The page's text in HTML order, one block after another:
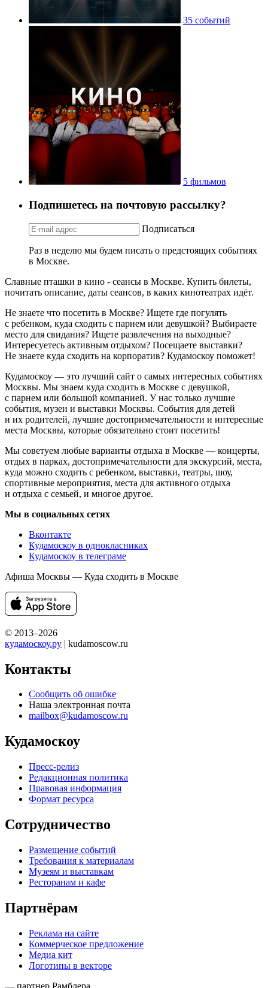
35 событий
5 фильмов
Подпишетесь на почтовую рассылку?
Подписаться
Раз в неделю мы будем писать о предстоящих событиях
в Москве.
Славные пташки в кино - сеансы в Москве. Купить билеты,
почитать описание, даты сеансов, в каких кинотеатрах идёт.
Не знаете что посетить в Москве? Ищете где погулять
с ребенком, куда сходить с парнем или девушкой? Выбираете
место для свидания? Ищете развлечения на выходные?
Интересуетесь активным отдыхом? Посещаете выставки?
Не знаете куда сходить на корпоратив? Кудамоскоу поможет!
Кудамоскоу — это лучший сайт о самых интересных событиях
Москвы. Мы знаем куда сходить в Москве с девушкой,
с парнем или большой компанией. У нас только лучшие
события, музеи и выставки Москвы. События для детей
и их родителей, лучшие достопримечательности и интересные
места Москвы, которые обязательно стоит посетить!
Мы советуем любые варианты отдыха в Москве — концерты,
отдых в парках, достопримечательности для экскурсий, места,
куда можно сходить с ребенком, выставки, театры, шоу,
спортивные мероприятия, места для активного отдыха
и отдыха с семьей, и многое другое.
Мы в социальных сетях
Вконтакте
Кудамоскоу в однокласниках
Кудамоскоу в телеграме
Афиша Москвы — Куда сходить в Москве
© 2013–2026
кудамоскоу.ру | kudamoscow.ru
Контакты
Сообщить об ошибке
Наша электронная почта
mailbox@kudamoscow.ru
Кудамоскоу
Пресс-релиз
Редакционная политика
Правовая информация
Формат ресурса
Сотрудничество
Размещение событий
Требования к материалам
Музеям и выставкам
Ресторанам и кафе
Партнёрам
Реклама на сайте
Коммерческое предложение
Медиа кит
Логотипы в векторе
— партнер Рамблера